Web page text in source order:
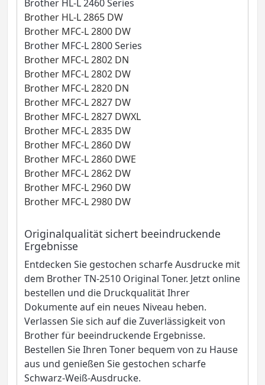
Brother HL-L 2460 Series
Brother HL-L 2865 DW
Brother MFC-L 2800 DW
Brother MFC-L 2800 Series
Brother MFC-L 2802 DN
Brother MFC-L 2802 DW
Brother MFC-L 2820 DN
Brother MFC-L 2827 DW
Brother MFC-L 2827 DWXL
Brother MFC-L 2835 DW
Brother MFC-L 2860 DW
Brother MFC-L 2860 DWE
Brother MFC-L 2862 DW
Brother MFC-L 2960 DW
Brother MFC-L 2980 DW
Originalqualität sichert beeindruckende
Ergebnisse
Entdecken Sie gestochen scharfe Ausdrucke mit
dem Brother TN-2510 Original Toner. Jetzt online
bestellen und die Druckqualität Ihrer
Dokumente auf ein neues Niveau heben.
Verlassen Sie sich auf die Zuverlässigkeit von
Brother für beeindruckende Ergebnisse.
Bestellen Sie Ihren Toner bequem von zu Hause
aus und genießen Sie gestochen scharfe
Schwarz-Weiß-Ausdrucke.